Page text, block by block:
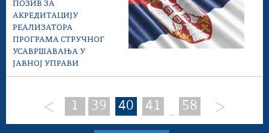
ПОЗИВ ЗА
АКРЕДИТАЦИЈУ
РЕАЛИЗАТОРА
ПРОГРАМА СТРУЧНОГ
УСАВРШАВАЊА У
ЈАВНОЈ УПРАВИ
1 39 40 41
...
58